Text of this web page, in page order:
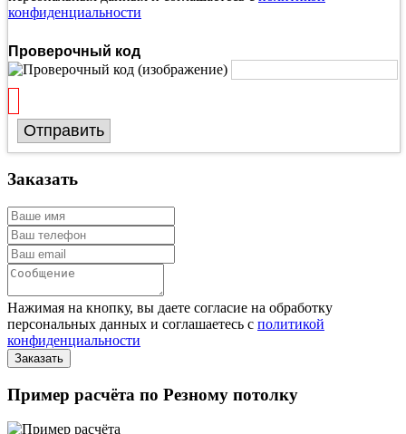
конфиденциальности
Проверочный код
Отправить
Заказать
Нажимая на кнопку, вы даете согласие на обработку
персональных данных и соглашаетесь с политикой
конфиденциальности
Пример расчёта по Резному потолку